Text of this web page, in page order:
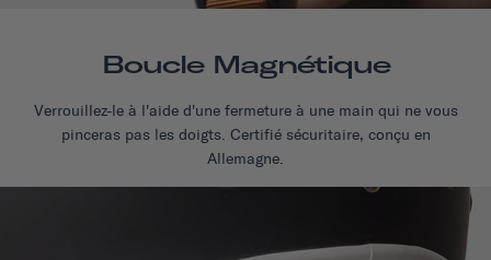
Boucle Magnétique
Verrouillez-le à l'aide d'une fermeture à une main qui ne vous
pinceras pas les doigts. Certifié sécuritaire, conçu en
Allemagne.